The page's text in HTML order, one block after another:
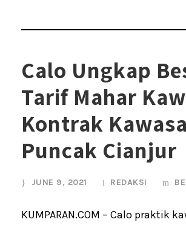
Calo Ungkap
Tarif Mahar
Kontrak
Puncak Cianjur
JUNE 9, 2021 REDAKSI
KUMPARAN.COM – Calo praktik